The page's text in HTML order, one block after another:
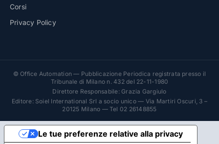
Corsi
Privacy Policy
© Office Automation — Pubblicazione Periodica registrata presso il
Tribunale di Milano n. 432 del 22-11-1980
Direttore Responsabile: Grazia Gargiulo
Editore: Soiel International Srl a socio unico — Via Martiri Oscuri, 3 –
20125 Milano — Tel 02 26148855
Le tue preferenze relative alla privacy